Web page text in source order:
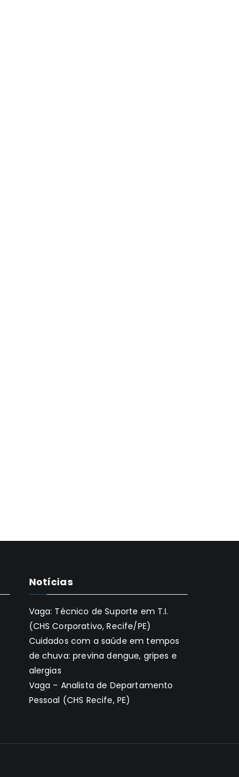
Notícias
Vaga: Técnico de Suporte em T.I.
(CHS Corporativo, Recife/PE)
Cuidados com a saúde em tempos
de chuva: previna dengue, gripes e
alergias
Vaga – Analista de Departamento
Pessoal (CHS Recife, PE)